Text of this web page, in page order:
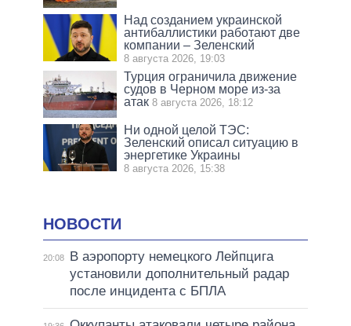
Над созданием украинской
антибаллистики работают две
компании – Зеленский
8 августа 2026, 19:03
Турция ограничила движение
судов в Черном море из-за
атак 8 августа 2026, 18:12
Ни одной целой ТЭС:
Зеленский описал ситуацию в
энергетике Украины
8 августа 2026, 15:38
НОВОСТИ
20:08
В аэропорту немецкого Лейпцига
установили дополнительный радар
после инцидента с БПЛА